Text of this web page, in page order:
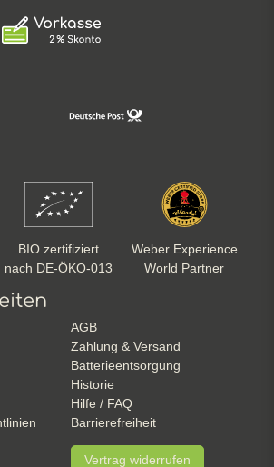
BIO zertifiziert
nach DE-ÖKO-013
Weber Experience
World Partner
AGB
Zahlung & Versand
Batterieentsorgung
Historie
Hilfe / FAQ
Barrierefreiheit
Vertrag widerrufen